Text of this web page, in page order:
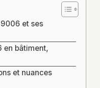
et ses
en bâtiment,
et nuances